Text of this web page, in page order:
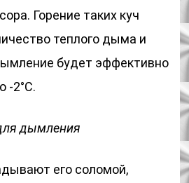
Горение таких куч
теплого дыма и
будет эффективно
-2°C.
дымления
его соломой,